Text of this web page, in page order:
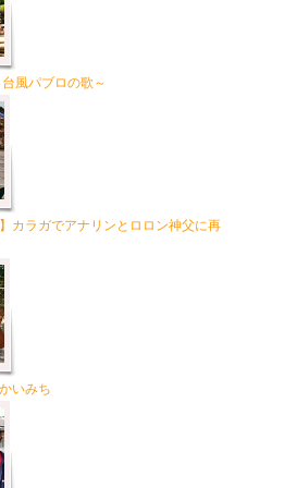
風パブロの歌～
カラガでアナリンとロロン神父に再
いみち